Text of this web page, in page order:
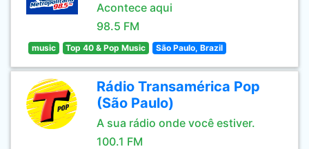
Acontece aqui
98.5 FM
music Top 40 & Pop Music São Paulo, Brazil
Rádio Transamérica Pop
(São Paulo)
A sua rádio onde você estiver.
100.1 FM